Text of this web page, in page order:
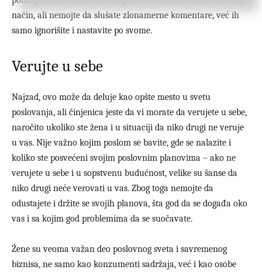
način, ali nemojte da slušate zlonamerne komentare, već ih
samo ignorišite i nastavite po svome.
Verujte u sebe
Najzad, ovo može da deluje kao opšte mesto u svetu
poslovanja, ali činjenica jeste da vi morate da verujete u sebe,
naročito ukoliko ste žena i u situaciji da niko drugi ne veruje
u vas. Nije važno kojim poslom se bavite, gde se nalazite i
koliko ste posvećeni svojim poslovnim planovima – ako ne
verujete u sebe i u sopstvenu budućnost, velike su šanse da
niko drugi neće verovati u vas. Zbog toga nemojte da
odustajete i držite se svojih planova, šta god da se događa oko
vas i sa kojim god problemima da se suočavate.
Žene su veoma važan deo poslovnog sveta i savremenog
biznisa, ne samo kao konzumenti sadržaja, već i kao osobe